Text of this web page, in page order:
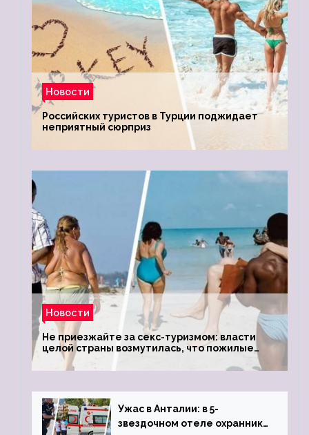
Новости
Российских туристов в Турции поджидает
неприятный сюрприз
Новости
Не приезжайте за секс-туризмом: власти
целой страны возмутилась, что пожилые
туристки массово едут к ним, чтобы
обзавестись молодыми любовниками
Ужас в Анталии: в 5-
звездочном отеле охранник